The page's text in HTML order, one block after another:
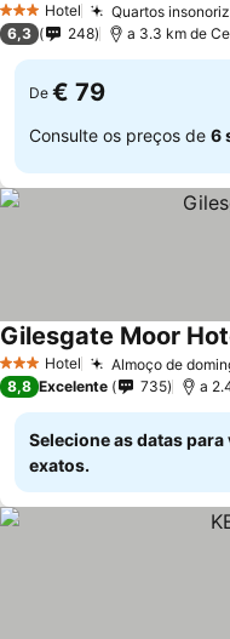
3 EstrelasHotel
Quartos
6,3
248 a 3.3 km de
De € 79
Consulte os preços de 6
3 EstrelasHotel Almoço de
Gilesgate Moor
8,8 Excelente 735 a
Selecione as datas
exatos.